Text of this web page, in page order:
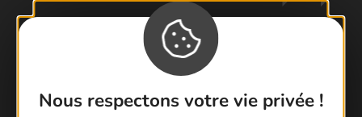
Nous respectons votre vie privée !
Contactez-nous !
Foire aux questions